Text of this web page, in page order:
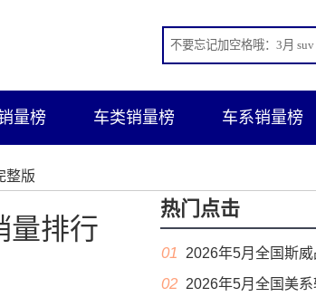
量榜 车类销量榜 车系销量榜
整版
量排行
热门点击
01 2026年5月全国斯
02 2026年5月全国美